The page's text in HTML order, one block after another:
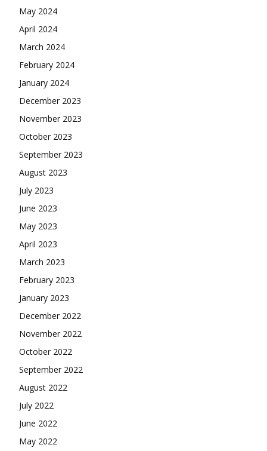
May 2024
April 2024
March 2024
February 2024
January 2024
December 2023
November 2023
October 2023
September 2023
August 2023
July 2023
June 2023
May 2023
April 2023
March 2023
February 2023
January 2023
December 2022
November 2022
October 2022
September 2022
August 2022
July 2022
June 2022
May 2022